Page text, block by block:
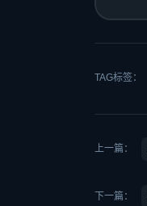
TAG标签：
上一篇：
下一篇：